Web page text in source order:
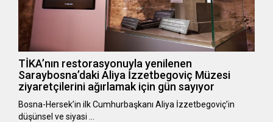
TİKA’nın restorasyonuyla yenilenen
Saraybosna’daki Aliya İzzetbegoviç Müzesi
ziyaretçilerini ağırlamak için gün sayıyor
Bosna-Hersek’in ilk Cumhurbaşkanı Aliya İzzetbegoviç’in
düşünsel ve siyasi …